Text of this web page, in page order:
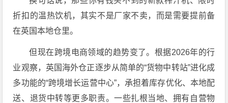
折扣的温热饮机，其实不是厂家不卖，而是需要提前备
在英国本地仓里。
但现在跨境电商领域的趋势变了。根据2026年的行
业观察，英国海外仓正逐步从简单的“货物中转站”进化成
多功能的“跨境增长运营中心”，承担着库存优化、本地配
送、退货中转等更多职责。一些扎根当地、拥有自营物